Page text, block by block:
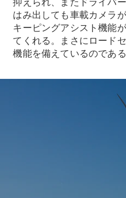
CLE
Cabriolet
Mercedes-
AMG SL
Roadster
Maybach SL
はみ出しても車載カメラ
キーピングアシスト機能
てくれる。まさにロード
機能を備えているのである